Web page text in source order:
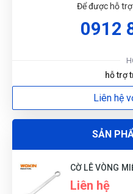
(Đánh giá 1 năm trước)
XH
Xuân Hương
Nhân viên xinh gái, thái độ
Để được hỗ
0912
hỗ trợ
Liên hệ
SẢN
CỜ LÊ VÒNG
Liên hệ